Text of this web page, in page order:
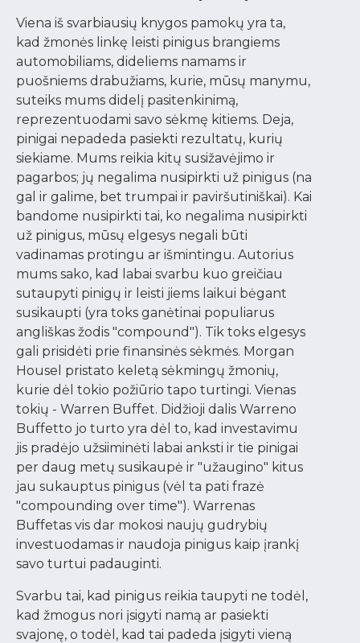
Viena iš svarbiausių knygos pamokų yra ta,
kad žmonės linkę leisti pinigus brangiems
automobiliams, dideliems namams ir
puošniems drabužiams, kurie, mūsų manymu,
suteiks mums didelį pasitenkinimą,
reprezentuodami savo sėkmę kitiems. Deja,
pinigai nepadeda pasiekti rezultatų, kurių
siekiame. Mums reikia kitų susižavėjimo ir
pagarbos; jų negalima nusipirkti už pinigus (na
gal ir galime, bet trumpai ir paviršutiniškai). Kai
bandome nusipirkti tai, ko negalima nusipirkti
už pinigus, mūsų elgesys negali būti
vadinamas protingu ar išmintingu. Autorius
mums sako, kad labai svarbu kuo greičiau
sutaupyti pinigų ir leisti jiems laikui bėgant
susikaupti (yra toks ganėtinai populiarus
angliškas žodis "compound"). Tik toks elgesys
gali prisidėti prie finansinės sėkmės. Morgan
Housel pristato keletą sėkmingų žmonių,
kurie dėl tokio požiūrio tapo turtingi. Vienas
tokių - Warren Buffet. Didžioji dalis Warreno
Buffetto jo turto yra dėl to, kad investavimu
jis pradėjo užsiiminėti labai anksti ir tie pinigai
per daug metų susikaupė ir "užaugino" kitus
jau sukauptus pinigus (vėl ta pati frazė
"compounding over time"). Warrenas
Buffetas vis dar mokosi naujų gudrybių
investuodamas ir naudoja pinigus kaip įrankį
savo turtui padauginti.
Svarbu tai, kad pinigus reikia taupyti ne todėl,
kad žmogus nori įsigyti namą ar pasiekti
svajonę, o todėl, kad tai padeda įsigyti vieną